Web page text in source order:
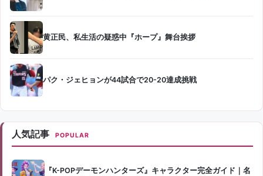
黄正民、私生活の疑惑中『ホープ』舞台挨拶
パク・ジェヒョンが44試合で20-20達成挑戦
人気記事 POPULAR
『K-POPデーモンハンターズ』キャラクター完全ガイド｜名